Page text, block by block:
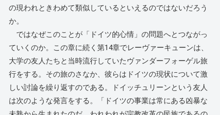
の現われときわめて類似しているといえるのではないだろう
か。
ではなぜこのことが「ドイツ的心情」の問題へとつながっ
ていくのか。この章に続く第14章でレーヴァーキューンは、
大学の友人たちと当時流行していたヴァンダーフォーゲル旅
行をする。その旅のさなか、彼らはドイツの現状について激
しい討論を繰り返すのである。ドイッチュリーンという友人
は次のような発言をする。「ドイツの事業は常にある凶暴な